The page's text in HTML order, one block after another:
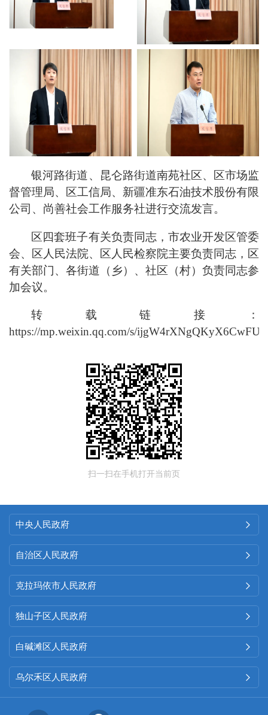
银河路街道、昆仑路街道南苑社区、区市场监
督管理局、区工信局、新疆准东石油技术股份有限
公司、尚善社会工作服务社进行交流发言。
区四套班子有关负责同志，市农业开发区管委
会、区人民法院、区人民检察院主要负责同志，区
有关部门、各街道（乡）、社区（村）负责同志参
加会议。
转载链接：
https://mp.weixin.qq.com/s/
扫一扫在手机打开当前页
中央人民政府 
自治区人民政府 
克拉玛依市人民政府 
独山子区人民政府 
白碱滩区人民政府 
乌尔禾区人民政府 